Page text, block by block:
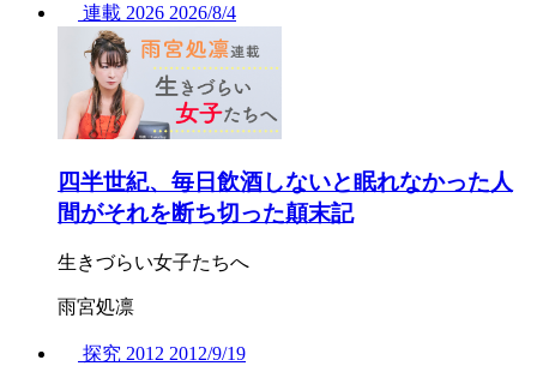
連載 2026 2026/8/4
四半世紀、毎日飲酒しないと眠れなかった人
間がそれを断ち切った顛末記
生きづらい女子たちへ
雨宮処凛
探究 2012 2012/9/19